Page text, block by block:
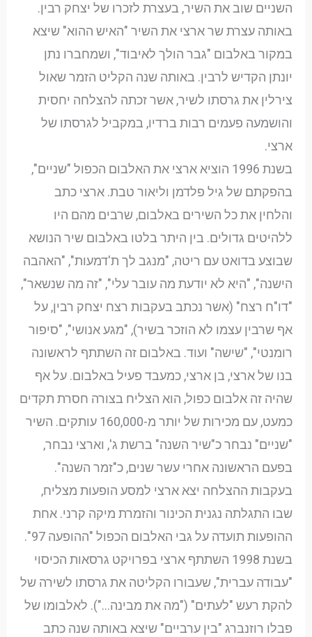
השניים שוב את השיר, בעצרת לזכרו של יצחק רבין.
באותה עצרת שר ארצי את השיר "האיש ההוא" שיצא
במקור באלבום "גבר הולך לאיבוד", ושמחברו נתן
יונתן הקדיש לרבין. באותה שנה הקליט הזמר שאול
צירלין את גרסתו לשיר, אשר זכתה להצלחה יחסית
והושמעה פעמים רבות ברדיו, במקביל לגרסתו של
ארצי.
בשנת 1996 הוציא ארצי את האלבום הכפול "שניים",
בהפקתם של גיל פלדמן וליאור טבת. ארצי כתב
והלחין את כל השירים באלבום, שרבים מהם היו
ללהיטים גדולים. בין היתר בלטו באלבום שיר הנושא
שבוצע בדואט עם ריטה, "מנגב לך ת'דמעות", "האהבה
הישנה", "היא לא יודעת מה עובר עלי", "זה מה שנשאר",
"דו"ח רצח" (אשר נכתב בעקבות רצח יצחק רבין, על
אף שרבין עצמו לא הוזכר בשיר), "מגע אנושי", "סיפור
רומנטי", "שישה" ועוד. באלבום זה השתתף לראשונה
בנו של ארצי, בן ארצי, כמעבד פעיל באלבום. על אף
שהיה זה אלבום כפול, הוא הצליח בצורה חסרת תקדים
כמעט, עם מכירות של יותר מ-160,000 עותקים. השיר
"שניים" נבחר כ"שיר השנה" ברשת ג', וארצי נבחר,
בפעם הראשונה אחרי עשר שנים, כ"זמר השנה".
בעקבות ההצלחה יצא ארצי למסע הופעות מצליח,
שבו התגלתה נגנית הכינור והזמרת מיקה קרני. אחת
ההופעות תועדה על גבי האלבום הכפול "ההופעה 97".
בשנת 1998 השתתף ארצי בפרויקט גרסאות הכיסוי
"עבודה עברית", שעבורו הקליטה את גרסתו לשירה של
להקת רעש "לעתים" ("מה את מבינה…"). לאלבומו של
פבלו רוזנברג "בין ערביים" שיצא באותה שנה כתב